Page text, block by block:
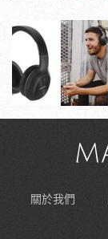
關於我們